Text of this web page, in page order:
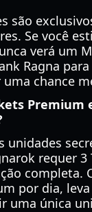
são
Se você
verá um
Ragna
chance
Premium
unidades
requer
completa.
por dia,
uma única